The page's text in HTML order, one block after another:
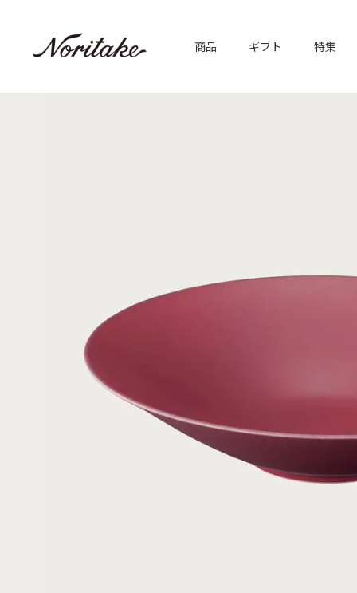
商品 ギフト 特集